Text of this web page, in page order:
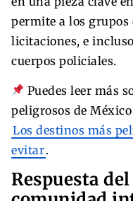
permite a los
licitaciones, e
cuerpos policiales.
Puedes leer más
peligrosos de
Los destinos más
evitar.
Respuesta